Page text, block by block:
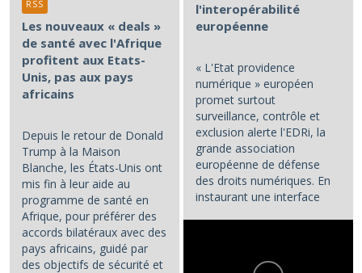
l'interopérabilité
européenne
« L'Etat providence
numérique » européen
promet surtout
surveillance, contrôle et
exclusion alerte l'EDRi, la
grande association
européenne de défense
des droits numériques. En
instaurant une interface
Les nouveaux « deals »
de santé avec l'Afrique
profitent aux Etats-
Unis, pas aux pays
africains
Depuis le retour de Donald
Trump à la Maison
Blanche, les États-Unis ont
mis fin à leur aide au
programme de santé en
Afrique, pour préférer des
accords bilatéraux avec des
pays africains, guidé par
des objectifs de sécurité et
RSS